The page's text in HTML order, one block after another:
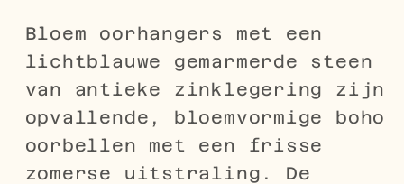
Bloem oorhangers met een
lichtblauwe gemarmerde steen
van antieke zinklegering zijn
opvallende, bloemvormige boho
oorbellen met een frisse
zomerse uitstraling. De